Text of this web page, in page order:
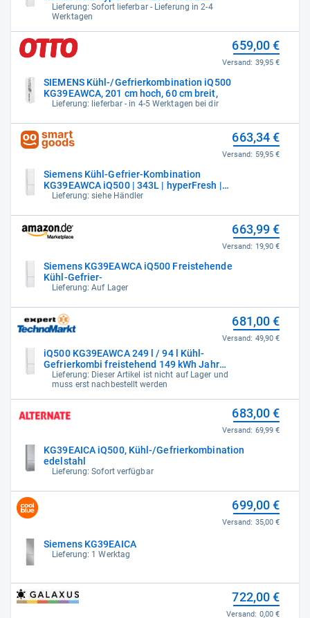
Lieferung: Sofort lieferbar - Lieferung in 2-4
Werktagen
SIEMENS Kühl-/Gefrierkombination iQ500
KG39EAWCA, 201 cm hoch, 60 cm breit,
Lieferung: lieferbar - in 4-5 Werktagen bei dir
659,00 €
Versand: 39,95 €
Siemens Kühl-Gefrier-Kombination
KG39EAWCA iQ500 | 343L | hyperFresh |
lowFrost
Lieferung: siehe Händler
663,34 €
Versand: 59,95 €
Siemens KG39EAWCA iQ500 Freistehende
Kühl-Gefrier-
Lieferung: Auf Lager
663,99 €
Versand: 19,90 €
iQ500 KG39EAWCA 249 l / 94 l Kühl-
Gefrierkombi freistehend 149 kWh Jahr
(Weiß)
Lieferung: Dieser Artikel ist nicht auf Lager und
muss erst nachbestellt werden
681,00 €
Versand: 49,90 €
KG39EAICA iQ500, Kühl-/Gefrierkombination
edelstahl
Lieferung: Sofort verfügbar
683,00 €
Versand: 69,99 €
Siemens KG39EAICA
Lieferung: 1 Werktag
699,00 €
Versand: 35,00 €
722,00 €
Versand: 0,00 €